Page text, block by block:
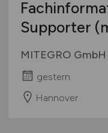
Supporter
MITEGRO
gestern
Hannover